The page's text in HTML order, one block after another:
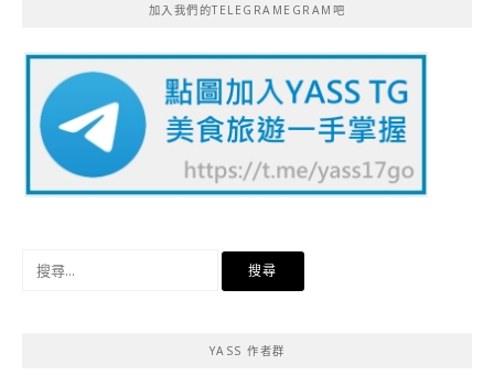
加入我們的TELEGRAMEGRAM吧
YASS 作者群